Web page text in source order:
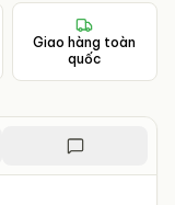
Giao hàng toàn
quốc